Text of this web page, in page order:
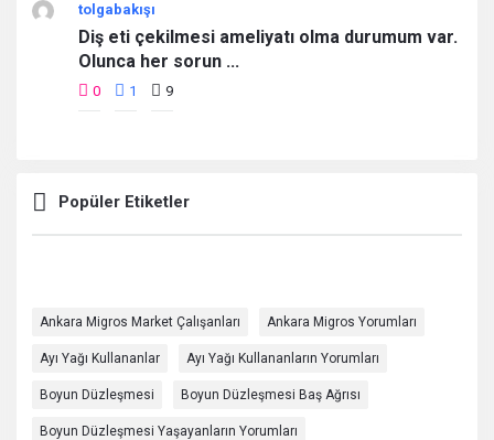
tolgabakışı
Diş eti çekilmesi ameliyatı olma durumum var.
Olunca her sorun ...
0 1 9
Popüler Etiketler
Ankara Migros Market Çalışanları Ankara Migros Yorumları
Ayı Yağı Kullananlar Ayı Yağı Kullananların Yorumları
Boyun Düzleşmesi Boyun Düzleşmesi Baş Ağrısı
Boyun Düzleşmesi Yaşayanların Yorumları